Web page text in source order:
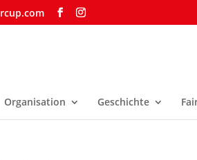
Organisation Geschichte